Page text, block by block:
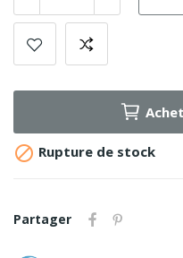
 Rupture de stock
Partager